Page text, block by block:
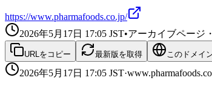
https://www.pharmafoods.co.jp/
2026年5月17日 17:05 JST•アーカイブページ
URLをコピー 最新版を取得 このドメイ
2026年5月17日 17:05 JST·